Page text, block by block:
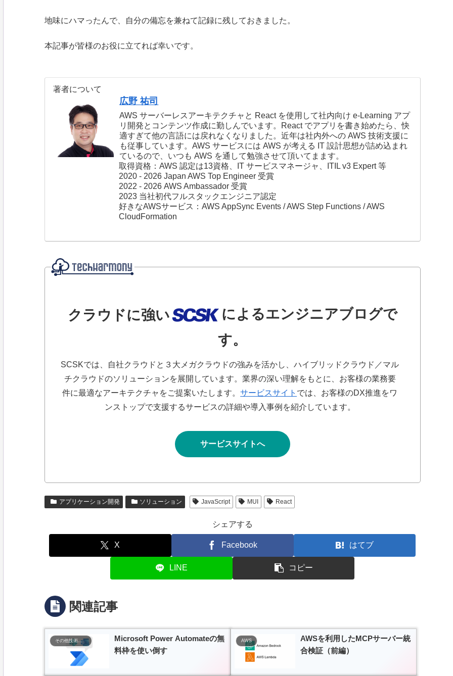
地味にハマったんで、自分の備忘を兼ねて記録に残しておきました。
本記事が皆様のお役に立てれば幸いです。
著者について
広野 祐司
AWS サーバーレスアーキテクチャと React を使用して社内向け e-Learning アプ
リ開発とコンテンツ作成に勤しんでいます。React でアプリを書き始めたら、快
適すぎて他の言語には戻れなくなりました。近年は社内外への AWS 技術支援に
も従事しています。AWS サービスには AWS が考える IT 設計思想が詰め込まれ
ているので、いつも AWS を通して勉強させて頂いてまます。
取得資格：AWS 認定は13資格、IT サービスマネージャ、ITIL v3 Expert 等
2020 - 2026 Japan AWS Top Engineer 受賞
2022 - 2026 AWS Ambassador 受賞
2023 当社初代フルスタックエンジニア認定
好きなAWSサービス：AWS AppSync Events / AWS Step Functions / AWS
CloudFormation
クラウドに強い
によるエンジニアブログで
す。
SCSKでは、自社クラウドと３大メガクラウドの強みを活かし、ハイブリッドクラウド／マル
チクラウドのソリューションを展開しています。業界の深い理解をもとに、お客様の業務要
件に最適なアーキテクチャをご提案いたします。サービスサイト では、お客様のDX推進をワ
ンストップで支援するサービスの詳細や導入事例を紹介しています。
サービスサイトへ
アプリケーション開発 ソリューション JavaScript MUI React
シェアする
X Facebook はてブ
LINE コピー
関連記事
その他技術ナレッジ
Microsoft Power Automateの無
料枠を使い倒す
AWS
AWSを利用したMCPサーバー統
合検証（前編）